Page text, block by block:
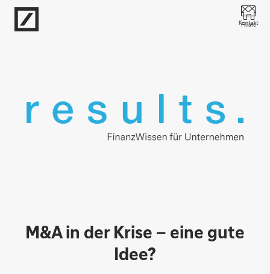
Kontakt
Filiale
M&A in der Krise – eine gute
Idee?